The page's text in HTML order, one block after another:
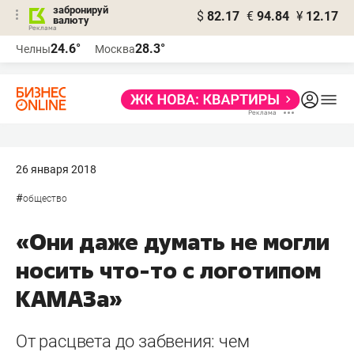
забронируй
валюту
$ 82.17 € 94.84 ¥ 12.17
Челны24.6° Москва28.3°
26 января 2018
#общество
«Они даже думать не могли
носить что-то с логотипом
КАМАЗа»
От расцвета до забвения: чем